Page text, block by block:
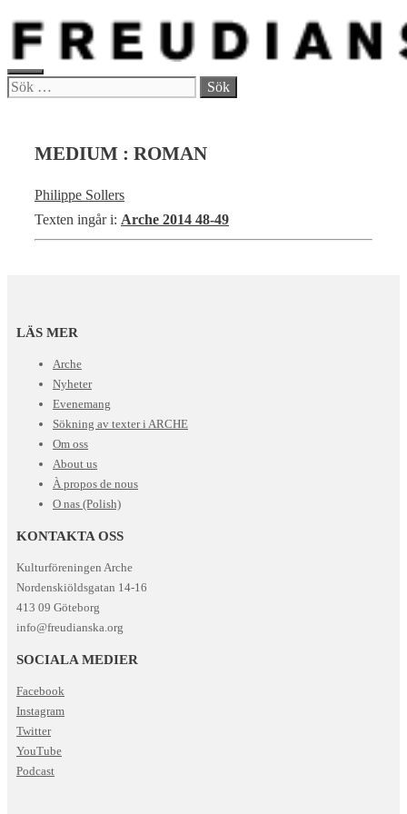
Hoppa
innehåll
MENY
Sök
MEDIUM : ROMAN
Philippe Sollers
Texten ingår i: Arche 2014 48-49
LÄS MER
Arche
Nyheter
Evenemang
Sökning av texter i ARCHE
Om oss
About us
À propos de nous
O nas (Polish)
KONTAKTA OSS
Kulturföreningen Arche
Nordenskiöldsgatan 14-16
413 09 Göteborg
info@freudianska.org
SOCIALA MEDIER
Facebook
Instagram
Twitter
YouTube
Podcast